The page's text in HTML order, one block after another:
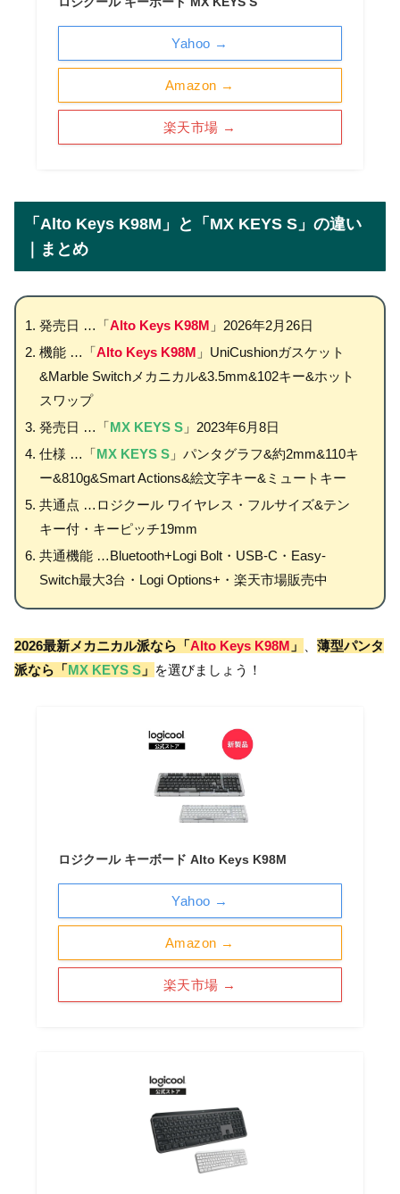
Amazon →
楽天市場 →
Yahoo →
「Alto Keys K98M」と「MX KEYS S」の違い
｜まとめ
発売日 …「Alto Keys K98M 」2026年2月26日
機能 …「Alto Keys K98M 」UniCushionガスケット
&Marble Switchメカニカル&3.5mm&102キー&ホット
スワップ
発売日 …「MX KEYS S」2023年6月8日
仕様 …「MX KEYS S」パンタグラフ&約2mm&110キ
ー&810g&Smart Actions&絵文字キー&ミュートキー
共通点 …ロジクール ワイヤレス・フルサイズ&テン
キー付・キーピッチ19mm
共通機能 …Bluetooth+Logi Bolt・USB-C・Easy-
Switch最大3台・Logi Options+・楽天市場販売中
2026最新メカニカル派なら「Alto Keys K98M 」
薄型パンタ
派なら「MX KEYS S 」 を選びましょう！
ロジクール キーボード Alto Keys K98M
Amazon →
楽天市場 →
Yahoo →